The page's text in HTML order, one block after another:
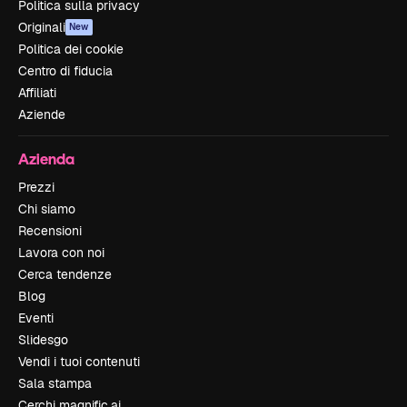
Politica sulla privacy
Originali New
Politica dei cookie
Centro di fiducia
Affiliati
Aziende
Azienda
Prezzi
Chi siamo
Recensioni
Lavora con noi
Cerca tendenze
Blog
Eventi
Slidesgo
Vendi i tuoi contenuti
Sala stampa